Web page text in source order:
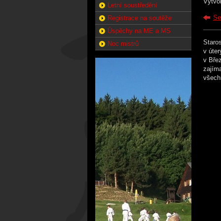
Letní soustředění
Registrace na soutěže
Úspěchy na ME a MS
Noc mistrů
v
v